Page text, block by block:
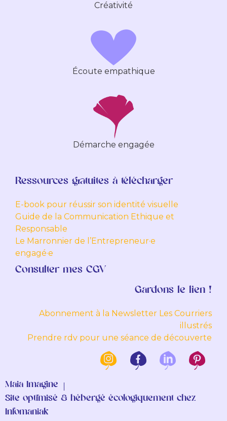
Créativité
Écoute empathique
Démarche engagée
Ressources gratuites à télécharger
E-book pour réussir son identité visuelle
Guide de la Communication Ethique et
Responsable
Le Marronnier de l’Entrepreneur·e
engagé·e
Consulter mes CGV
Gardons le lien !
Abonnement à la Newsletter Les Courriers
illustrés
Prendre rdv pour une séance de découverte
Maia Imagine
Site optimisé & hébergé écologiquement chez
Infomaniak